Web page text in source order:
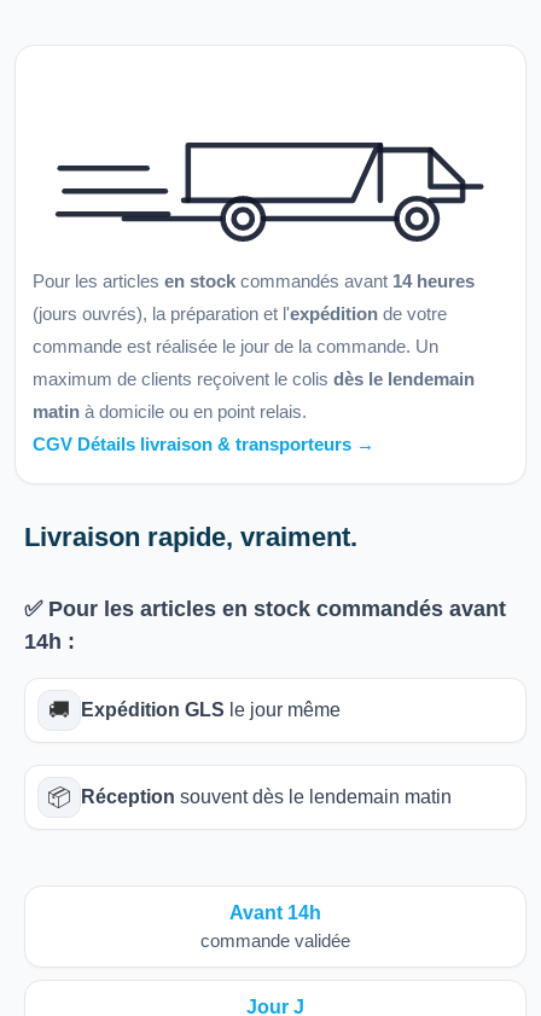
Pour les articles en stock commandés avant 14 heures
(jours ouvrés), la préparation et l'expédition de votre
commande est réalisée le jour de la commande. Un
maximum de clients reçoivent le colis dès le lendemain
matin à domicile ou en point relais.
CGV Détails livraison & transporteurs →
Livraison rapide, vraiment.
✅ Pour les articles en stock commandés avant
14h :
🚚 Expédition GLS le jour même
📦 Réception souvent dès le lendemain matin
Avant 14h
commande validée
Jour J